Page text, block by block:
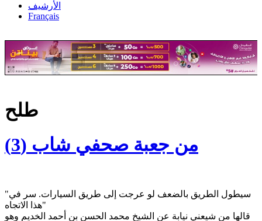
الأرشيف
Français
طلح
من جعبة صحفي شاب (3)
"سيطول الطريق بالضعف لو عرجت إلى طريق السيارات. سر في
هذا الاتجاه"
قالها من شيعني نيابة عن الشيخ محمد الحسن بن أحمد الخديم وهو